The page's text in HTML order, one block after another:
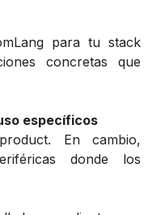
para tu stack
concretas que
específicos
En cambio,
donde los